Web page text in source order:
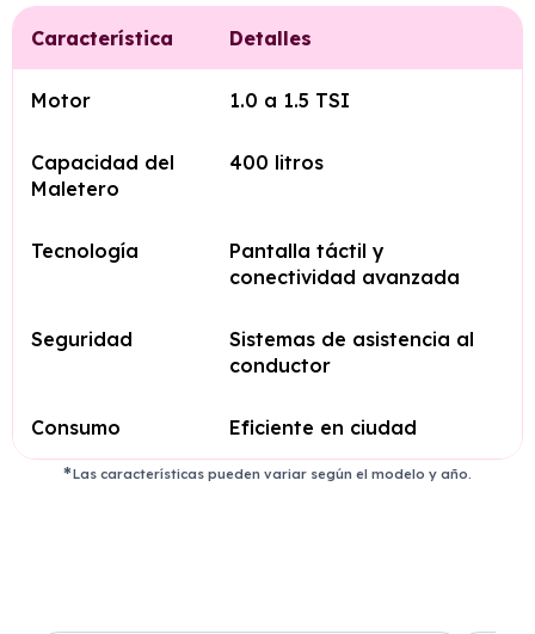
Característica Detalles
Motor 1.0 a 1.5 TSI
Capacidad del
Maletero
400 litros
Tecnología
Pantalla táctil y
conectividad avanzada
Seguridad
Sistemas de asistencia al
conductor
Consumo Eficiente en ciudad
Las características pueden variar según el modelo y año.